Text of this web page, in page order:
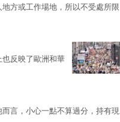
方或工作場地，所以不受處所限
反映了歐洲和華
而言，小心一點不算過分，持有現